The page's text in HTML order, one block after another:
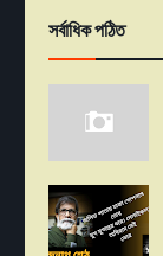
সর্বাধিক পঠিত